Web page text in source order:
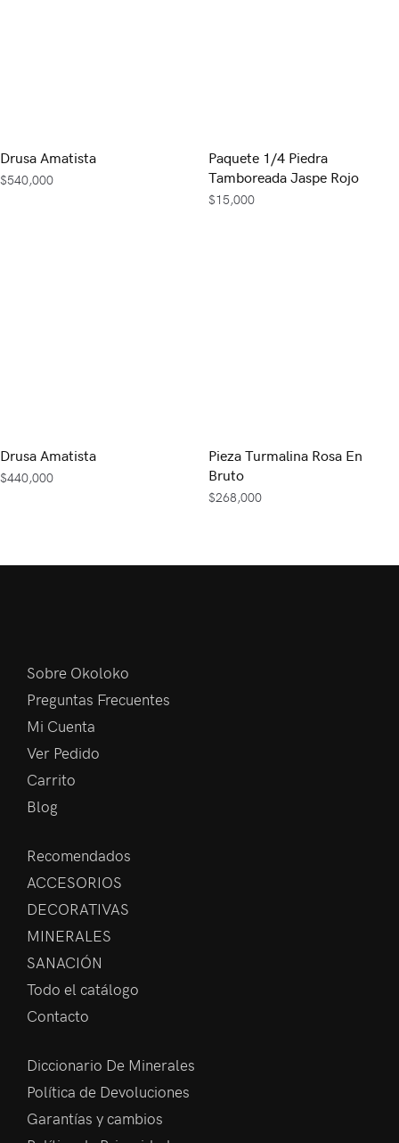
Drusa Amatista
$540,000
Paquete 1/4 Piedra
Tamboreada Jaspe Rojo
$15,000
Drusa Amatista
$440,000
Pieza Turmalina Rosa En
Bruto
$268,000
Sobre Okoloko
Preguntas Frecuentes
Mi Cuenta
Ver Pedido
Carrito
Blog
Recomendados
ACCESORIOS
DECORATIVAS
MINERALES
SANACIÓN
Todo el catálogo
Contacto
Diccionario De Minerales
Política de Devoluciones
Garantías y cambios